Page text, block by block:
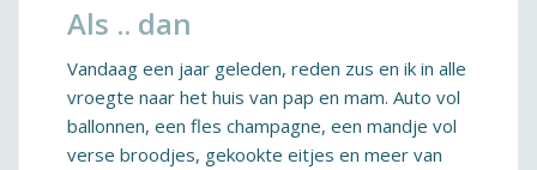
Als .. dan
Vandaag een jaar geleden, reden zus en ik in alle
vroegte naar het huis van pap en mam. Auto vol
ballonnen, een fles champagne, een mandje vol
verse broodjes, gekookte eitjes en meer van